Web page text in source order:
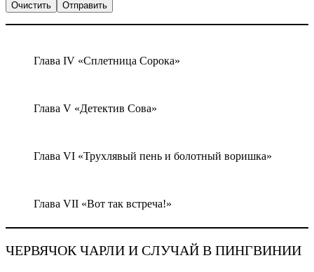
Глава IV «Сплетница Сорока»
Глава V «Детектив Сова»
Глава VI «Трухлявый пень и болотный воришка»
Глава VII «Вот так встреча!»
ЧЕРВЯЧОК ЧАРЛИ И СЛУЧАЙ В ПИНГВИНИИ